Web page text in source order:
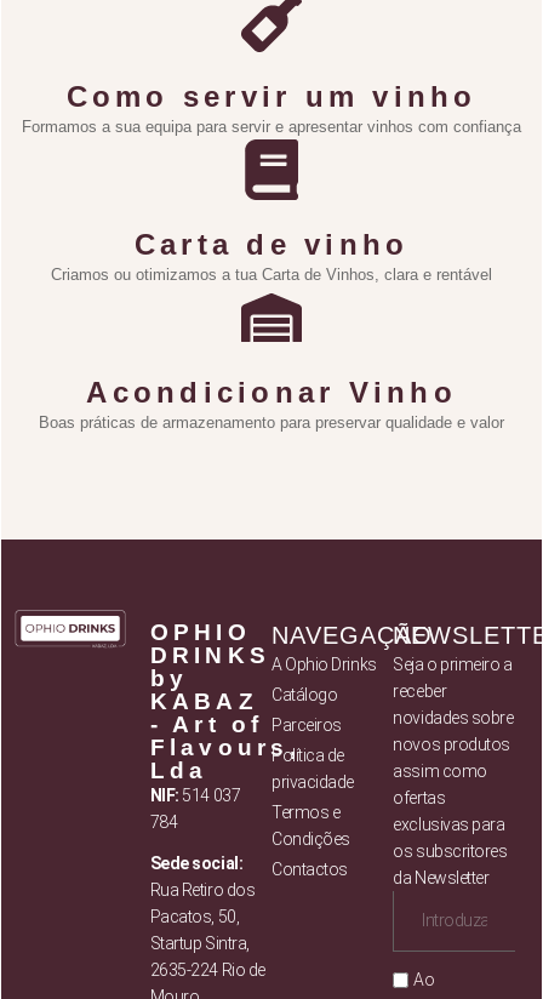
Como servir um vinho
Formamos a sua equipa para servir e apresentar vinhos com confiança
Carta de vinho
Criamos ou otimizamos a tua Carta de Vinhos, clara e rentável
Acondicionar Vinho
Boas práticas de armazenamento para preservar qualidade e valor
OPHIO
DRINKS
by
KABAZ
- Art of
Flavours,
Lda
NIF: 514 037
784
Sede social:
Rua Retiro dos
Pacatos, 50,
Startup Sintra,
2635-224 Rio de
NAVEGAÇÃO
A Ophio Drinks
Catálogo
Parceiros
Política de
privacidade
Termos e
Condições
Contactos
Seja o primeiro a
receber
novidades sobre
novos produtos
assim como
ofertas
exclusivas para
os subscritores
da Newsletter
Ao